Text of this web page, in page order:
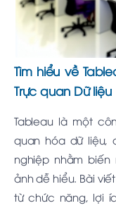
Tìm hiểu về
Trực quan Dữ liệu
Tableau là một
quan hóa dữ liệu,
nghiệp nhằm
ảnh dễ hiểu. Bài
từ chức năng, lợi